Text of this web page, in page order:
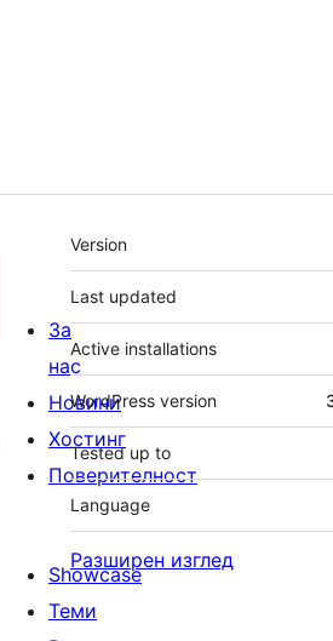
Мета
Version
Last updated
Active installations
WordPress version
Tested up to
Language
Разширен изглед
За
нас
Новини
Хостинг
Поверителност
Showcase
Теми